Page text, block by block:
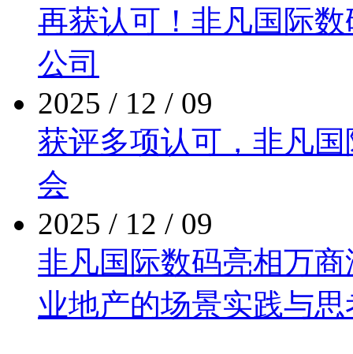
再获认可！非凡国
公司
2025 / 12 / 09
获评多项认可，非
会
2025 / 12 / 09
非凡国际数码亮相万商
业地产的场景实践与思